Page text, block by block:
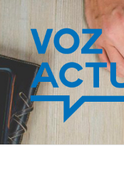
contenido